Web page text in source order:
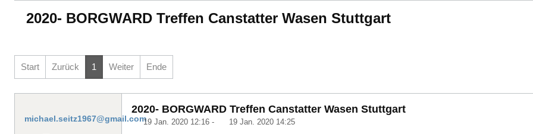
2020- BORGWARD Treffen Canstatter Wasen Stuttgart
Start Zurück 1 Weiter Ende
michael.seitz1967@gmail.com
2020- BORGWARD Treffen Canstatter Wasen Stuttgart
19 Jan. 2020 12:16 - 19 Jan. 2020 14:25